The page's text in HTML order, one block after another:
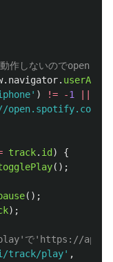
作しないので
. navigator. userAgent
' ) != -1
open.spotify.com/
track. id )
{
();
();
);
で'https://
track/play' ,